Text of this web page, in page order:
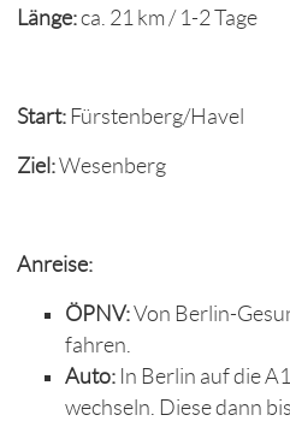
Länge:ca. 21 km / 1-2 Tage
Start: Fürstenberg/Havel
Ziel:Wesenberg
Anreise:
ÖPNV:Von Berlin-
fahren.
Auto: In Berlin auf die
wechseln. Diese dann